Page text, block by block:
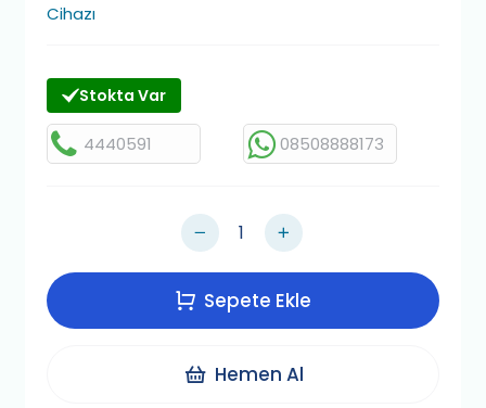
Cihazı
Stokta Var
4440591 08508888173
Sepete Ekle
Hemen Al